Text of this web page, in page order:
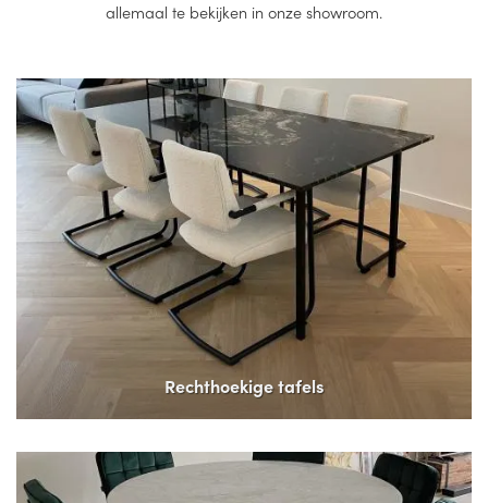
allemaal te bekijken in onze showroom.
Rechthoekige tafels